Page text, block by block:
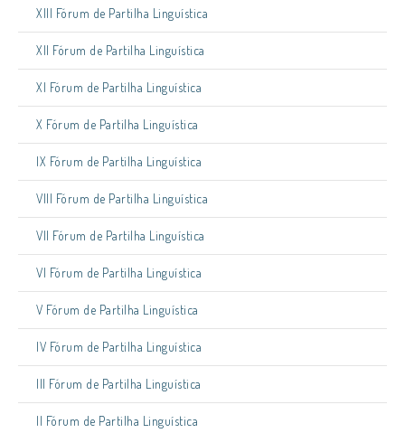
XIII Fórum de Partilha Linguística
XII Fórum de Partilha Linguística
XI Fórum de Partilha Linguística
X Fórum de Partilha Linguística
IX Fórum de Partilha Linguística
VIII Fórum de Partilha Linguística
VII Fórum de Partilha Linguística
VI Fórum de Partilha Linguística
V Fórum de Partilha Linguística
IV Fórum de Partilha Linguística
III Fórum de Partilha Linguística
II Fórum de Partilha Linguística